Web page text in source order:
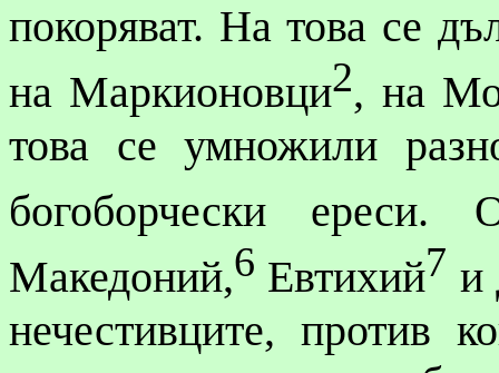
покоряват. На това се
на Маркионовци2, на
това се умножили
богоборчески ереси.
Македоний,6 Евтихий7 и
нечестивците, против